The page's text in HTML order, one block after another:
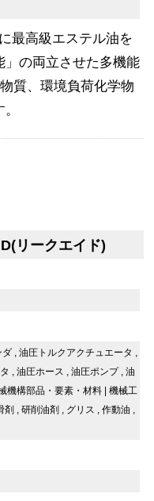
最高級エステル油を
の両立させた多機能
質、環境負荷化学物
リークエイド)
ダ 油圧トルクアクチュエータ
油圧ホース 油圧ポンプ, 油
機構部品・要素・材料 | 機械工
剤 研削油剤 グリス 作動油